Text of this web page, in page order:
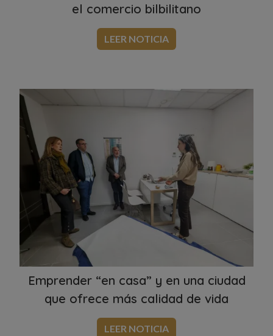
el comercio bilbilitano
LEER NOTICIA
Emprender “en casa” y en una ciudad
que ofrece más calidad de vida
LEER NOTICIA